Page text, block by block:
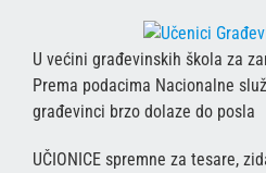
U većini građevinskih škola za
Prema podacima Nacionalne
građevinci brzo dolaze do posla
UČIONICE spremne za tesare,